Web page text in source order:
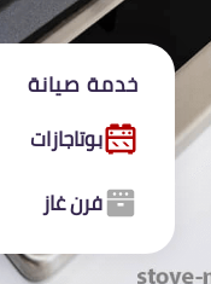
خدمة صيانة
بوتاجازات
فرن غاز